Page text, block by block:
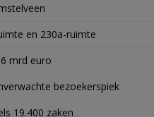
en 230a-ruimte
mrd euro
bezoekerspiek
19.400 zaken